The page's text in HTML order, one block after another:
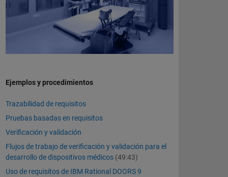
Ejemplos y procedimientos
Trazabilidad de requisitos
Pruebas basadas en requisitos
Verificación y validación
Flujos de trabajo de verificación y validación para el
desarrollo de dispositivos médicos (49:43)
Uso de requisitos de IBM Rational DOORS 9